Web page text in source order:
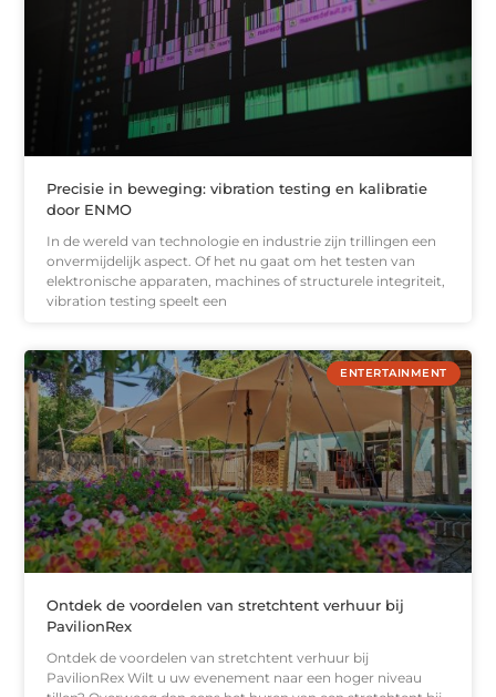
Precisie in beweging: vibration testing en kalibratie
door ENMO
In de wereld van technologie en industrie zijn trillingen een
onvermijdelijk aspect. Of het nu gaat om het testen van
elektronische apparaten, machines of structurele integriteit,
vibration testing speelt een
ENTERTAINMENT
Ontdek de voordelen van stretchtent verhuur bij
PavilionRex
Ontdek de voordelen van stretchtent verhuur bij
PavilionRex Wilt u uw evenement naar een hoger niveau